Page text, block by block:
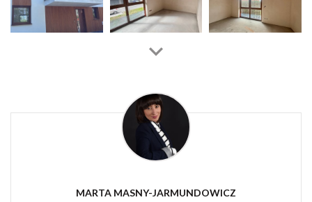
MARTA MASNY-JARMUNDOWICZ